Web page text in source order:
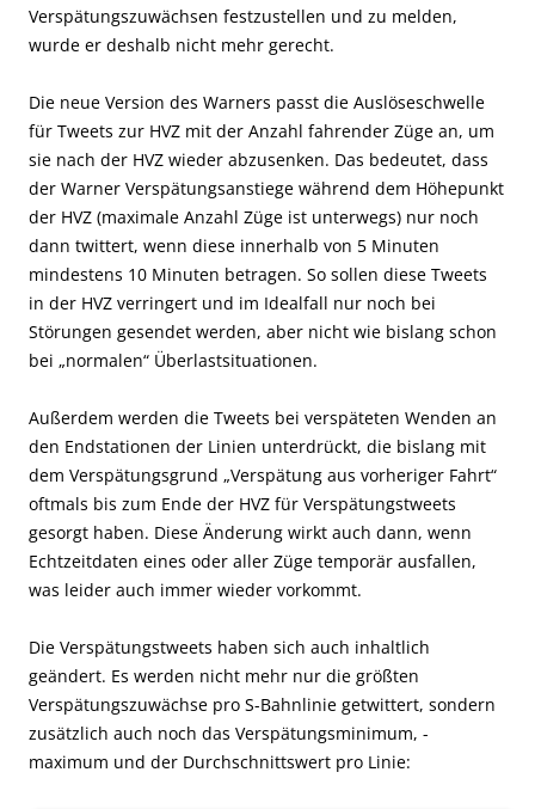
Verspätungszuwächsen festzustellen und zu melden,
wurde er deshalb nicht mehr gerecht.
Die neue Version des Warners passt die Auslöseschwelle
für Tweets zur HVZ mit der Anzahl fahrender Züge an, um
sie nach der HVZ wieder abzusenken. Das bedeutet, dass
der Warner Verspätungsanstiege während dem Höhepunkt
der HVZ (maximale Anzahl Züge ist unterwegs) nur noch
dann twittert, wenn diese innerhalb von 5 Minuten
mindestens 10 Minuten betragen. So sollen diese Tweets
in der HVZ verringert und im Idealfall nur noch bei
Störungen gesendet werden, aber nicht wie bislang schon
bei „normalen“ Überlastsituationen.
Außerdem werden die Tweets bei verspäteten Wenden an
den Endstationen der Linien unterdrückt, die bislang mit
dem Verspätungsgrund „Verspätung aus vorheriger Fahrt“
oftmals bis zum Ende der HVZ für Verspätungstweets
gesorgt haben. Diese Änderung wirkt auch dann, wenn
Echtzeitdaten eines oder aller Züge temporär ausfallen,
was leider auch immer wieder vorkommt.
Die Verspätungstweets haben sich auch inhaltlich
geändert. Es werden nicht mehr nur die größten
Verspätungszuwächse pro S-Bahnlinie getwittert, sondern
zusätzlich auch noch das Verspätungsminimum, -
maximum und der Durchschnittswert pro Linie: